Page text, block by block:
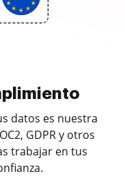
datos es nuestra
GDPR y otros
trabajar en tus